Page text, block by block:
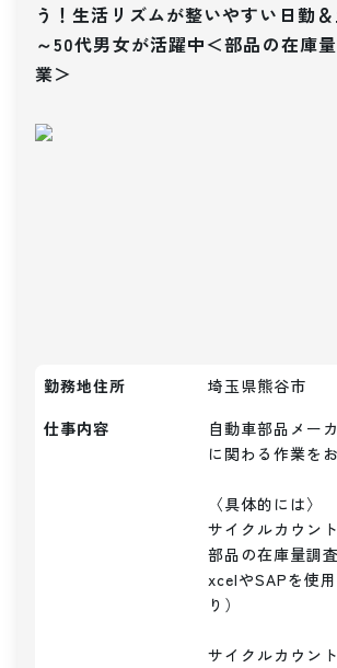
う！生活リズムが整いやすい日勤
～50代男女が活躍中＜部品の在庫
業＞
勤務地住所
埼玉県熊谷市
仕事内容
自動車部品メー
に関わる作業を
〈具体的には〉
サイクルカウン
部品の在庫量調
xcelやSAPを使
り）
サイクルカウン